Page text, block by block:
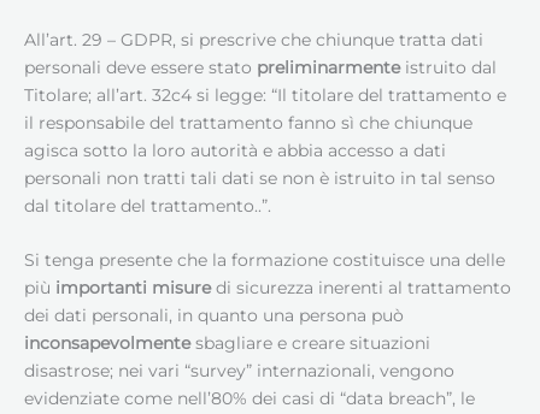
All’art. 29 – GDPR, si prescrive che chiunque tratta dati
personali deve essere stato preliminarmenteistruito dal
Titolare; all’art. 32c4 si legge: “Il titolare del trattamento e
il responsabile del trattamento fanno sì che chiunque
agisca sotto la loro autorità e abbia accesso a dati
personali non tratti tali dati se non è istruito in tal senso
dal titolare del trattamento..”.
Si tenga presente che la formazione costituisce una delle
più importanti misuredi sicurezza inerenti al trattamento
dei dati personali, in quanto una persona può
inconsapevolmentesbagliare e creare situazioni
disastrose; nei vari “survey” internazionali, vengono
evidenziate come nell’80% dei casi di “data breach”, le